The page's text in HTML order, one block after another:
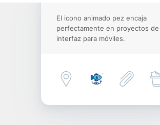
El icono animado pez encaja
perfectamente en proyectos de
interfaz para móviles.